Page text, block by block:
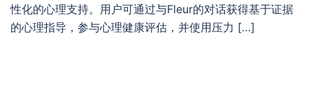
性化的心理支持。用户可通过与Fleur的对话获得基于证据
的心理指导，参与心理健康评估，并使用压力 […]